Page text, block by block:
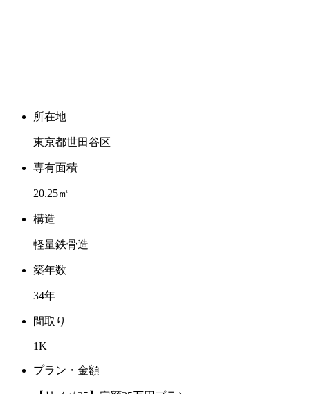
所在地
東京都世田谷区
専有面積
20.25㎡
構造
軽量鉄骨造
築年数
34年
間取り
1K
プラン・金額